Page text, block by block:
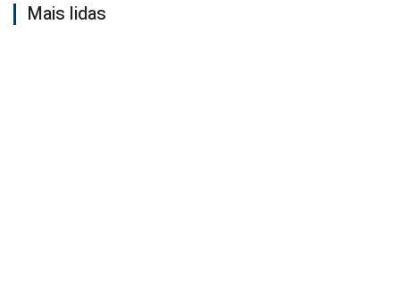
Mais lidas